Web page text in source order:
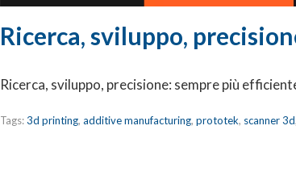
Ricerca, sviluppo,
Ricerca, sviluppo, precisione: sempre più
Tags:3d printing, additive manufacturing, prototek, scanner 3d,